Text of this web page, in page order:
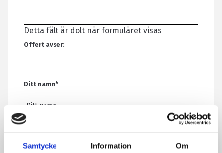
Samtycke Information Om
Detta fält är dolt när formuläret visas
Offert avser:
Ditt namn*
E-post